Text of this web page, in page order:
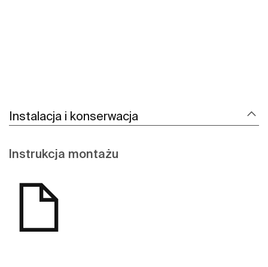
Instalacja i konserwacja
Instrukcja montażu